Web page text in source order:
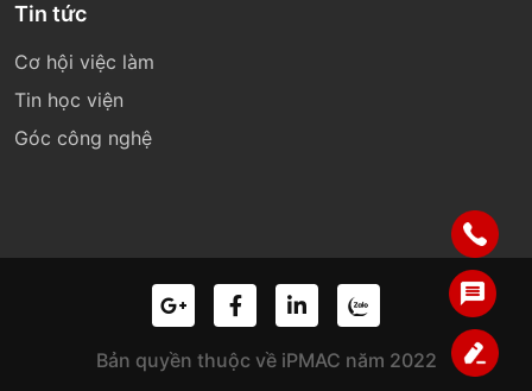
Tin tức
Cơ hội việc làm
Tin học viện
Góc công nghệ
Bản quyền thuộc về iPMAC năm 2022